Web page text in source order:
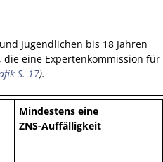
Jugendlichen bis 18 Jahren
eine Expertenkommission für
S. 17).
Mindestens eine
ZNS-Auffälligkeit